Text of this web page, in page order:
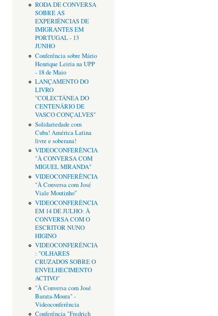
RODA DE CONVERSA
SOBRE AS
EXPERIÊNCIAS DE
IMIGRANTES EM
PORTUGAL - 13
JUNHO
Conferência sobre Mário
Henrique Leiria na UPP
- 18 de Maio
LANÇAMENTO DO
LIVRO
"COLECTÂNEA DO
CENTENÁRIO DE
VASCO CONÇALVES"
Solidariedade com
Cuba! América Latina
livre e soberana!
VIDEOCONFERÊNCIA
"À CONVERSA COM
MIGUEL MIRANDA"
VIDEOCONFERÊNCIA
"À Conversa com José
Viale Moutinho"
VIDEOCONFERÊNCIA
EM 14 DE JULHO: À
CONVERSA COM O
ESCRITOR NUNO
HIGINO
VIDEOCONFERÊNCIA
: "OLHARES
CRUZADOS SOBRE O
ENVELHECIMENTO
ACTIVO"
"À Conversa com José
Barata-Moura" -
Videoconferência
Conferência "Fredrich